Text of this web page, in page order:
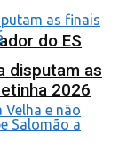
do ES
disputam as
2026